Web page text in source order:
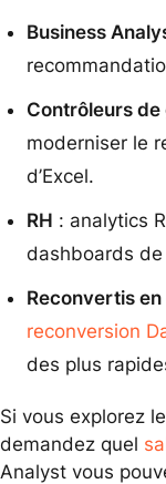
Business
Contrôleurs
moderniser le
d’Excel.
RH : analytics
dashboards
Reconvertis en
reconversion
des plus
Si vous explorez
demandez quel
Analyst vous